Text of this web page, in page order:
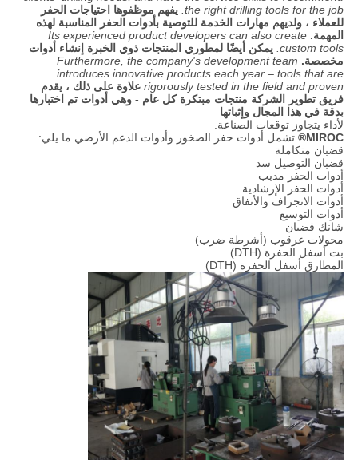
the right drilling tools for the job. يفهم موظفوها احتياجات الحفر
للعملاء ، ولديهم مهارات الخدمة للتوصية بأدوات الحفر المناسبة لهذه
المهمة. Its experienced product developers can also create
custom tools. يمكن أيضًا لمطوري المنتجات ذوي الخبرة إنشاء أدوات
مخصصة. Furthermore, the company's development team
introduces innovative products each year – tools that are
rigorously tested in the field and proven علاوة على ذلك ، يقدم
فريق تطوير الشركة منتجات مبتكرة كل عام - وهي أدوات تم اختبارها
بدقة في هذا المجال وإثباتها
لأداء يتجاوز توقعات الصناعة.
MIROC®
تشمل أدوات حفر الصخور وأدوات الدعم الأرضي ما يلي:
قضبان متكاملة
قضبان التوصيل سد
أدوات الحفر مدبب
أدوات الحفر الإرشادية
أدوات الانجراف والأنفاق
أدوات التوسيع
شانك قضبان
محولات عرقوب (أشرطة ضرب)
بت أسفل الحفرة (DTH)
المطارق أسفل الحفرة (DTH)